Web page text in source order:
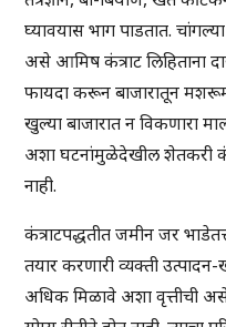
घ्यावयास भाग पाडतात.
असे आमिष कंत्राट लिहिताना
फायदा करून बाजारातून
खुल्या बाजारात न विकणारा
अशा घटनांमुळेदेखील शेतकरी
नाही.
कंत्राटपद्धतीत जमीन जर
तयार करणारी व्यक्ती उत्पादन-
अधिक मिळावे अशा वृत्तीची